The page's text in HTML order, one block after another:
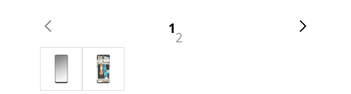
1
2